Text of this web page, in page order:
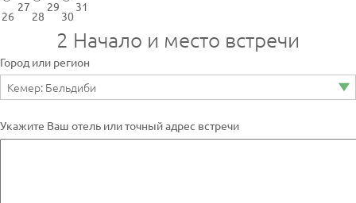
26
27
28
29
30
31
2 Начало и место встречи
Город или регион
Укажите Ваш отель или точный адрес встречи